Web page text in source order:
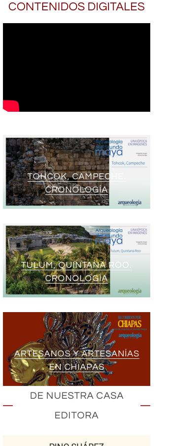
CONTENIDOS DIGITALES
TOHCOK, CAMPECHE.
CRONOLOGÍA
TULUM, QUINTANA ROO.
CRONOLOGÍA
ARTESANOS Y ARTESANÍAS
EN CHIAPAS
DE NUESTRA CASA
EDITORA